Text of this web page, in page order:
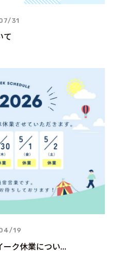
31
て
19
ーク休業につい...